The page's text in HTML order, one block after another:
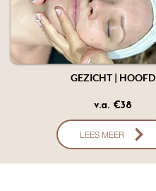
GEZICHT | HOOFD
v.a. €38
LEES MEER